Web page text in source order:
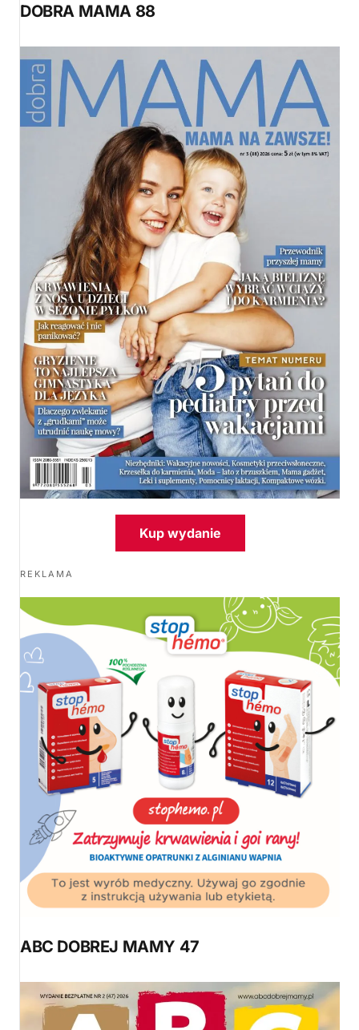
DOBRA MAMA 88
Kup wydanie
REKLAMA
ABC DOBREJ MAMY 47